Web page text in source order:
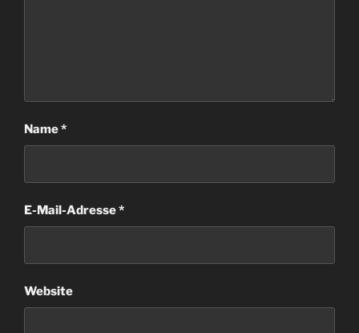
Name*
E-Mail-Adresse*
Website